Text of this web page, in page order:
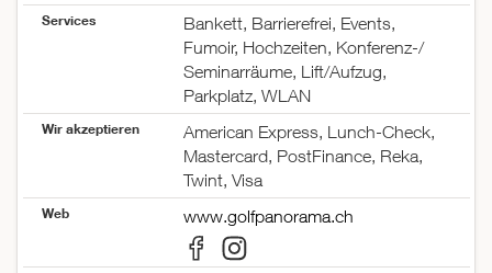
Services
Bankett, Barrierefrei, Events,
Fumoir, Hochzeiten, Konferenz-/
Seminarräume, Lift/Aufzug,
Parkplatz, WLAN
Wir akzeptieren
American Express, Lunch-Check,
Mastercard, PostFinance, Reka,
Twint, Visa
Web www.golfpanorama.ch